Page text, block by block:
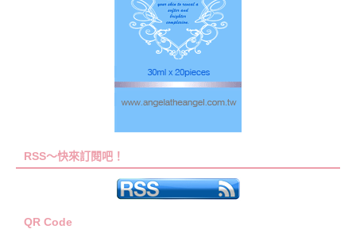
RSS～快來訂閱吧！
QR Code